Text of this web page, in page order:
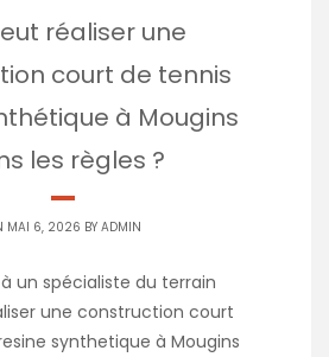
réaliser une
court de tennis
à Mougins
les règles ?
MAI 6, 2026 BY ADMIN
un spécialiste du terrain
une construction court
synthetique à Mougins